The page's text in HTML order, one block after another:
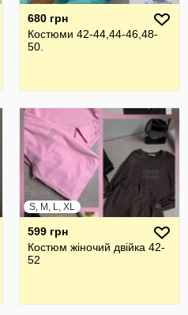
680 грн
Костюми 42-44,44-46,48-
50.
S, M, L, XL
599 грн
Костюм жіночий двійка 42-
52